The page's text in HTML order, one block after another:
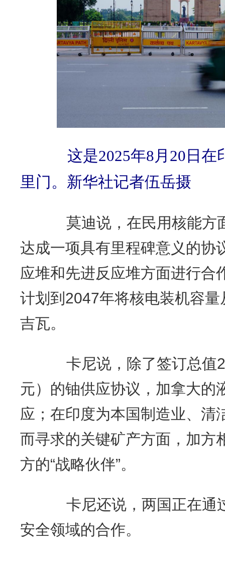
这是2025年8月20日在
里门。新华社记者伍岳摄
莫迪说，在民用核能方
达成一项具有里程碑意义的协
应堆和先进反应堆方面进行合
计划到2047年将核电装机容
吉瓦。
卡尼说，除了签订总值
元）的铀供应协议，加拿大的
应；在印度为本国制造业、清
而寻求的关键矿产方面，加方
方的“战略伙伴”。
卡尼还说，两国正在通过
安全领域的合作。